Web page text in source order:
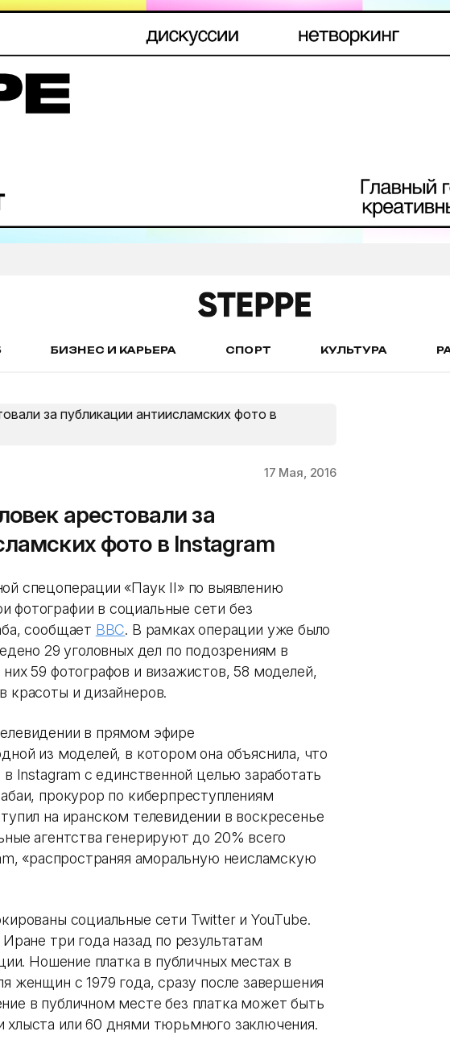
БИЗНЕС И КАРЬЕРА СПОРТ КУЛЬТУРА
17 Мая, 2016
арестовали за
фото в Instagram
спецоперации «Паук II» по выявлению
в социальные сети без
сообщает BBC. В рамках операции уже было
29 уголовных дел по подозрениям в
59 фотографов и визажистов, 58 моделей,
красоты и дизайнеров.
в прямом эфире
из моделей, в котором она объяснила, что
в Instagram с единственной целью заработать
прокурор по киберпреступлениям
на иранском телевидении в воскресенье
агентства генерируют до 20% всего
«распространяя аморальную неисламскую
социальные сети Twitter и YouTube.
три года назад по результатам
Ношение платка в публичных местах в
женщин с 1979 года, сразу после завершения
в публичном месте без платка может быть
или 60 днями тюрьмного заключения.